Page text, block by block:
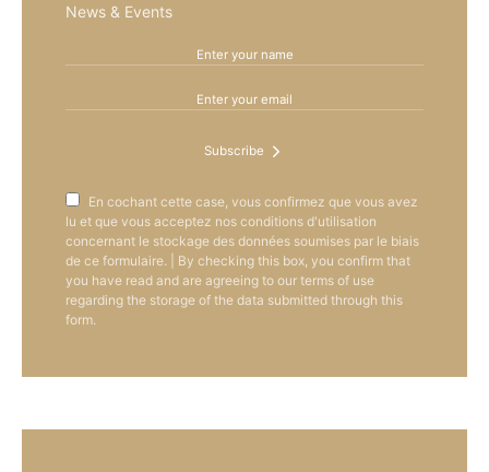
News & Events
Subscribe
En cochant cette case, vous confirmez que vous avez
lu et que vous acceptez nos conditions d'utilisation
concernant le stockage des données soumises par le biais
de ce formulaire. | By checking this box, you confirm that
you have read and are agreeing to our terms of use
regarding the storage of the data submitted through this
form.